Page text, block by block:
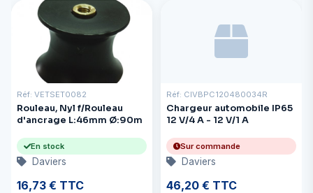
Réf: VETSET0082
Rouleau, Nyl f/Rouleau
d'ancrage L:46mm Ø:90m
En stock
Daviers
16,73 € TTC
Réf: CIVBPC120480034R
Chargeur automobile IP65
12 V/4 A - 12 V/1 A
Sur commande
Daviers
46,20 € TTC